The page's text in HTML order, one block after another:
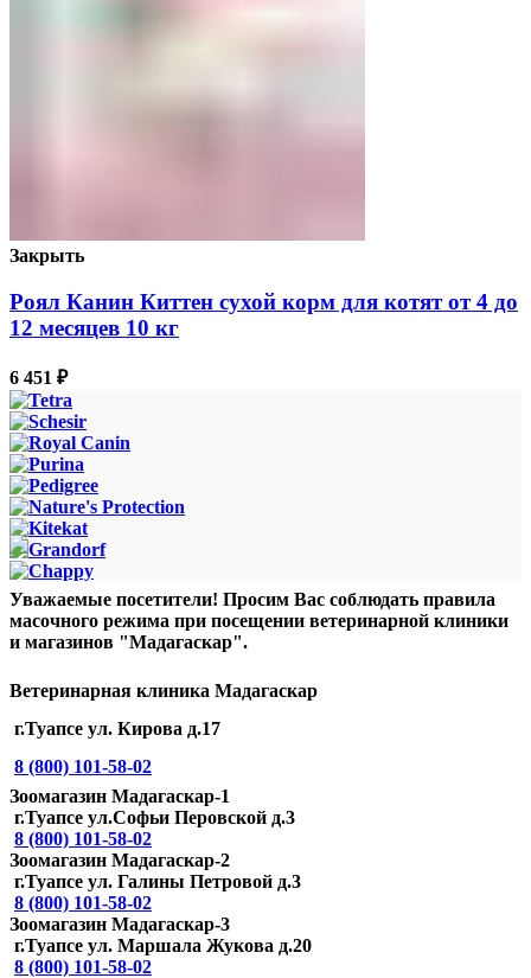
Закрыть
Роял Канин Киттен сухой корм для котят от 4 до
12 месяцев 10 кг
6 451 ₽
Уважаемые посетители! Просим Вас соблюдать правила
масочного режима при посещении ветеринарной клиники
и магазинов "Мадагаскар".
Ветеринарная клиника Мадагаскар
г.Туапсе ул. Кирова д.17
8 (800) 101-58-02
Зоомагазин Мадагаскар-1
г.Туапсе ул.Софьи Перовской д.3
8 (800) 101-58-02
Зоомагазин Мадагаскар-2
г.Туапсе ул. Галины Петровой д.3
8 (800) 101-58-02
Зоомагазин Мадагаскар-3
г.Туапсе ул. Маршала Жукова д.20
8 (800) 101-58-02